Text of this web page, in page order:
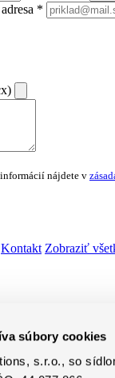
súbory cookies
s.r.o., so
*
nájdete v
Kontakt Zobraziť